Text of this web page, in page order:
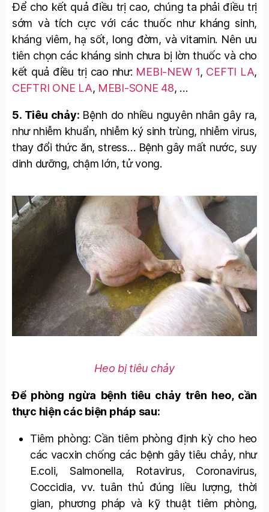
Để cho kết quả điều trị cao, chúng ta phải điều trị
sớm và tích cực với các thuốc như kháng sinh,
kháng viêm, hạ sốt, long đờm, và vitamin. Nên ưu
tiên chọn các kháng sinh chưa bị lờn thuốc và cho
kết quả điều trị cao như: MEBI-NEW 1, CEFTI LA,
CEFTRI ONE LA, MEBI-SONE 48, …
5. Tiêu chảy: Bệnh do nhiều nguyên nhân gây ra,
như nhiễm khuẩn, nhiễm ký sinh trùng, nhiễm virus,
thay đổi thức ăn, stress… Bệnh gây mất nước, suy
dinh dưỡng, chậm lớn, tử vong.
Heo bị tiêu chảy
Để phòng ngừa bệnh tiêu chảy trên heo, cần
thực hiện các biện pháp sau:
Tiêm phòng: Cần tiêm phòng định kỳ cho heo
các vacxin chống các bệnh gây tiêu chảy, như
E.coli, Salmonella, Rotavirus, Coronavirus,
Coccidia, vv. tuân thủ đúng liều lượng, thời
gian, phương pháp và kỹ thuật tiêm phòng,